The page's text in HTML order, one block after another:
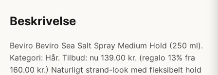
Beskrivelse
Beviro Beviro Sea Salt Spray Medium Hold (250 ml).
Kategori: Hår. Tilbud: nu 139.00 kr. (regalo 13% fra
160.00 kr.) Naturligt strand-look med fleksibelt hold